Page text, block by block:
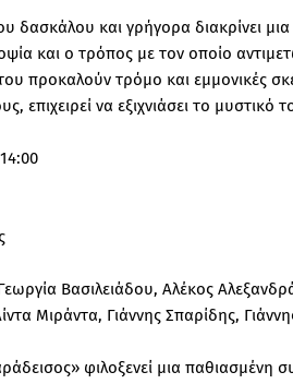
δασκάλου και γρήγορα διακρίνει
και ο τρόπος με τον οποίο
προκαλούν τρόμο και εμμονικές
επιχειρεί να εξιχνιάσει το μυστικό
Βασιλειάδου, Αλέκος
Μιράντα, Γιάννης Σπαρίδης,
φιλοξενεί μια παθιασμένη